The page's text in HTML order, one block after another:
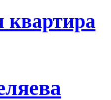
квартира